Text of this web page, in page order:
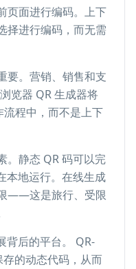
页面进行编码。上下
择进行编码，而无需
要。营销、销售和支
览器 QR 生成器将
程中，而不是上下
。静态 QR 码可以完
本地运行。在线生成
——这是旅行、受限
背后的平台。 QR-
的动态代码，从而